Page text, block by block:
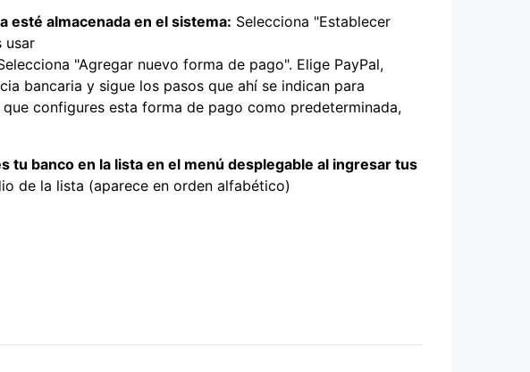
esté almacenada en el sistema: Selecciona "Establecer
usar
"Agregar nuevo forma de pago". Elige PayPal,
bancaria y sigue los pasos que ahí se indican para
configures esta forma de pago como predeterminada,
tu banco en la lista en el menú desplegable al ingresar tus
de la lista (aparece en orden alfabético)